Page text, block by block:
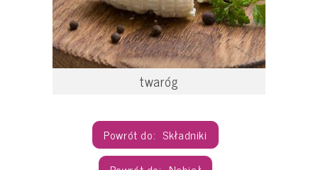
twaróg
Składniki